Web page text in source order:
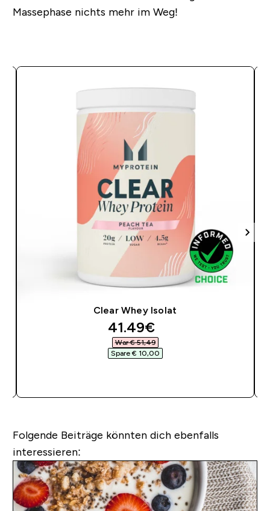
Massephase nichts mehr im Weg!
Clear Whey Isolat
discounted price
41.49€‎
War € 51,49‎
Spare € 10,00‎
Folgende Beiträge könnten dich ebenfalls
interessieren: